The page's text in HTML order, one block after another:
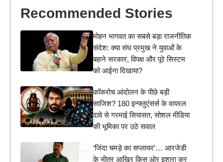
Recommended Stories
मोहन भागवत का सबसे बड़ा राजनीतिक
संदेश: क्या संघ प्रमुख ने युवाओं के
बहाने सरकार, विपक्ष और पूरे सिस्टम
को आईना दिखाया?
कॉकरोच आंदोलन के पीछे बड़ी
साजिश? 180 इन्फ्लुएंसर्स के वायरल
दावे से गरमाई सियासत, सोशल मीडिया
की भूमिका पर उठे सवाल
‘जिंदा चमड़े का सप्लायर’… आरजेडी
के भीतर आखिर किस ओर इशारा कर